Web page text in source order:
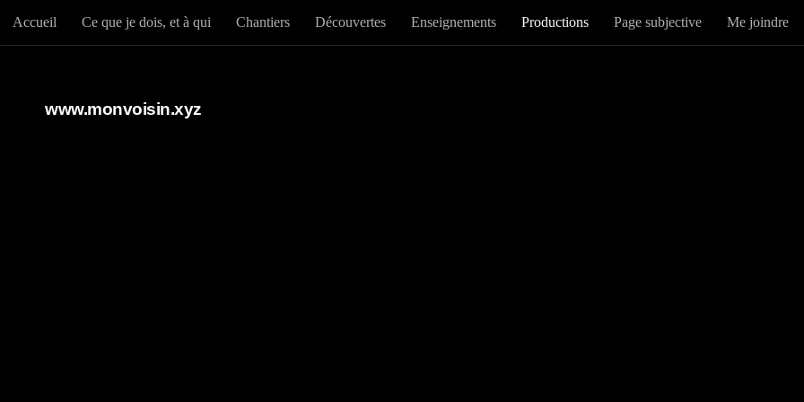
Au dessous du contenu
Accueil Ce que je dois, et à qui Chantiers Découvertes Enseignements Productions Page subjective Me joindre
www.monvoisin.xyz